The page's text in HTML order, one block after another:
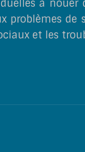
à nouer
problèmes
et les